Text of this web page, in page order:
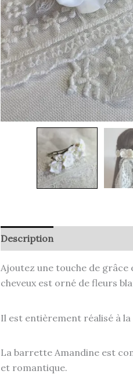
Description
Ajoutez une touche de
cheveux est orné de fleurs
Il est entièrement réalisé à
La barrette Amandine est
et romantique.